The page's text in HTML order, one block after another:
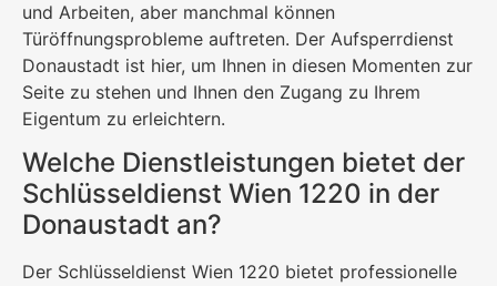
und Arbeiten, aber manchmal können
Türöffnungsprobleme auftreten. Der Aufsperrdienst
Donaustadt ist hier, um Ihnen in diesen Momenten zur
Seite zu stehen und Ihnen den Zugang zu Ihrem
Eigentum zu erleichtern.
Welche Dienstleistungen bietet der
Schlüsseldienst Wien 1220 in der
Donaustadt an?
Der Schlüsseldienst Wien 1220 bietet professionelle